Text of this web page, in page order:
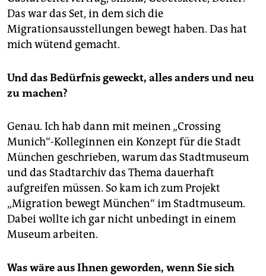
Das war das Set, in dem sich die
Migrationsausstellungen bewegt haben. Das hat
mich wütend gemacht.
Und das Bedürfnis geweckt, alles anders und neu
zu machen?
Genau. Ich hab dann mit meinen „Crossing
Munich“-Kolleginnen ein Konzept für die Stadt
München geschrieben, warum das Stadtmuseum
und das Stadtarchiv das Thema dauerhaft
aufgreifen müssen. So kam ich zum Projekt
„Migration bewegt München“ im Stadtmuseum.
Dabei wollte ich gar nicht unbedingt in einem
Museum arbeiten.
Was wäre aus Ihnen geworden, wenn Sie sich